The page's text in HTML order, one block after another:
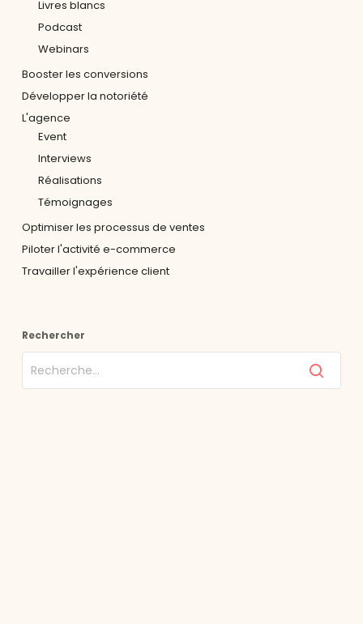
Livres blancs
Podcast
Webinars
Booster les conversions
Développer la notoriété
L'agence
Event
Interviews
Réalisations
Témoignages
Optimiser les processus de ventes
Piloter l'activité e-commerce
Travailler l'expérience client
Rechercher